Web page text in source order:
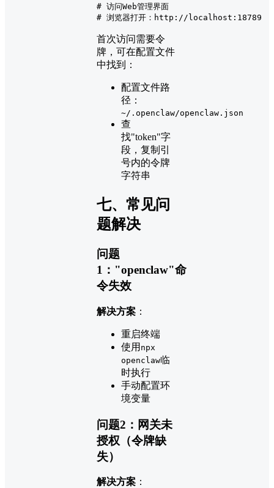
# 访问Web管理界面
# 浏览器打开：http://localhost:18789
首次访问需要令
牌，可在配置文件
中找到：
配置文件路
径：
~/.openclaw/openclaw.json
查
找"token"字
段，复制引
号内的令牌
字符串
七、常见问
题解决
问题
1："openclaw"命
令失效
解决方案 ：
重启终端
使用 npx
openclaw临
时执行
手动配置环
境变量
问题2：网关未
授权（令牌缺
失）
解决方案 ：